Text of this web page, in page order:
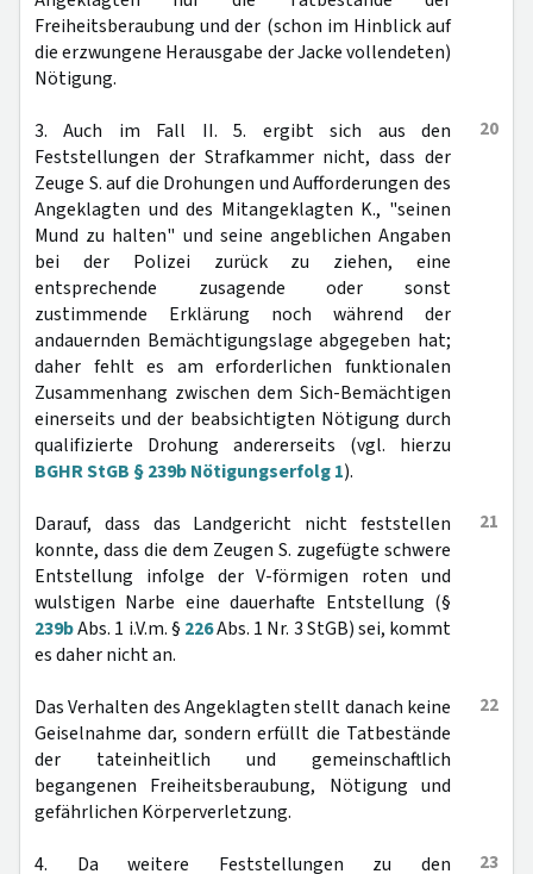
Freiheitsberaubung und der (schon im Hinblick auf
die erzwungene Herausgabe der Jacke vollendeten)
Nötigung.
20
3. Auch im Fall II. 5. ergibt sich aus den
Feststellungen der Strafkammer nicht, dass der
Zeuge S. auf die Drohungen und Aufforderungen des
Angeklagten und des Mitangeklagten K., "seinen
Mund zu halten" und seine angeblichen Angaben
bei der Polizei zurück zu ziehen, eine
entsprechende zusagende oder sonst
zustimmende Erklärung noch während der
andauernden Bemächtigungslage abgegeben hat;
daher fehlt es am erforderlichen funktionalen
Zusammenhang zwischen dem Sich-Bemächtigen
einerseits und der beabsichtigten Nötigung durch
qualifizierte Drohung andererseits (vgl. hierzu
BGHR StGB § 239b Nötigungserfolg 1).
21
Darauf, dass das Landgericht nicht feststellen
konnte, dass die dem Zeugen S. zugefügte schwere
Entstellung infolge der V-förmigen roten und
wulstigen Narbe eine dauerhafte Entstellung (§
239bAbs. 1 i.V.m. § 226Abs. 1 Nr. 3 StGB) sei, kommt
es daher nicht an.
22
Das Verhalten des Angeklagten stellt danach keine
Geiselnahme dar, sondern erfüllt die Tatbestände
der tateinheitlich und gemeinschaftlich
begangenen Freiheitsberaubung, Nötigung und
gefährlichen Körperverletzung.
23
4. Da weitere Feststellungen zu den